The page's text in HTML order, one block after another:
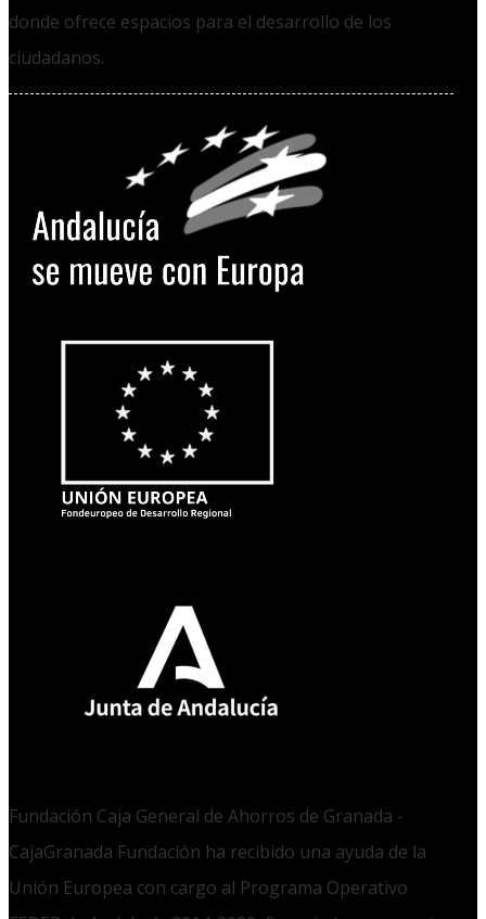
donde ofrece espacios para el desarrollo de los
ciudadanos.
Fundación Caja General de Ahorros de Granada -
CajaGranada Fundación ha recibido una ayuda de la
Unión Europea con cargo al Programa Operativo